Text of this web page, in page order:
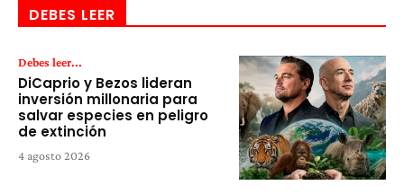
DEBES LEER
Debes leer...
DiCaprio y Bezos lideran
inversión millonaria para
salvar especies en peligro
de extinción
4 agosto 2026